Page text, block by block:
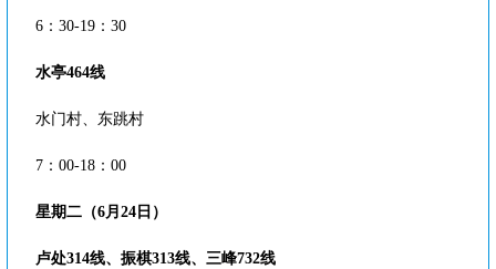
6：30-19：30
水亭464线
水门村、东跳村
7：00-18：00
星期二（6月24日）
卢处314线、振棋313线、三峰732线